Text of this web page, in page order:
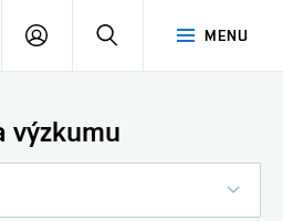
MENU
PŘIHLÁŠENÍ
výzkumu